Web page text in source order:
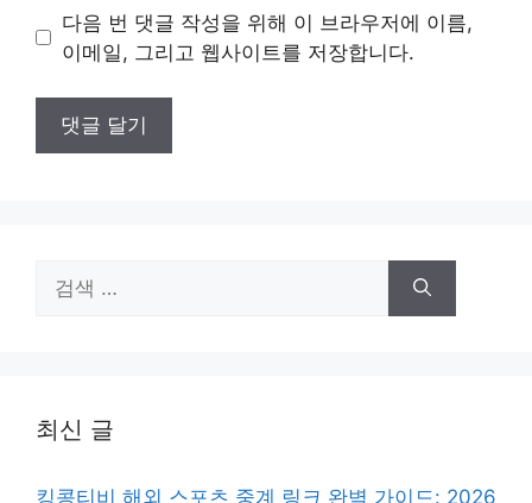
트
다음 번 댓글 작성을 위해 이 브라우저에 이름,
이메일, 그리고 웹사이트를 저장합니다.
색:
최신 글
킹콩티비 해외 스포츠 중계 링크 완벽 가이드: 2026